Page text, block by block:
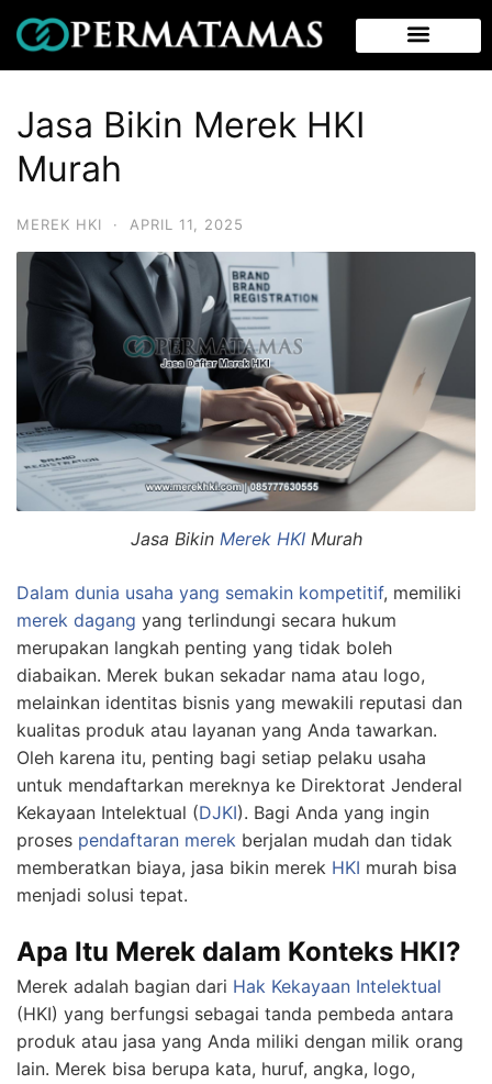
Jasa Bikin Merek HKI
Murah
MEREK HKI · APRIL 11, 2025
Jasa Bikin Merek HKIMurah
Dalam dunia usaha yang semakin kompetitif, memiliki
merek dagang yang terlindungi secara hukum
merupakan langkah penting yang tidak boleh
diabaikan. Merek bukan sekadar nama atau logo,
melainkan identitas bisnis yang mewakili reputasi dan
kualitas produk atau layanan yang Anda tawarkan.
Oleh karena itu, penting bagi setiap pelaku usaha
untuk mendaftarkan mereknya ke Direktorat Jenderal
Kekayaan Intelektual (DJKI). Bagi Anda yang ingin
proses pendaftaran merek berjalan mudah dan tidak
memberatkan biaya, jasa bikin merek HKI murah bisa
menjadi solusi tepat.
Apa Itu Merek dalam Konteks HKI?
Merek adalah bagian dari Hak Kekayaan Intelektual
(HKI) yang berfungsi sebagai tanda pembeda antara
produk atau jasa yang Anda miliki dengan milik orang
lain. Merek bisa berupa kata, huruf, angka, logo,